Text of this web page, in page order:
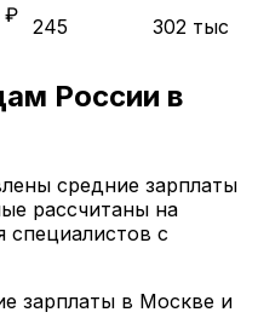
₽ 245 302 тыс
России в
средние зарплаты
рассчитаны на
специалистов с
зарплаты в Москве и